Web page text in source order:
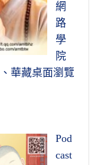
網
路
學
院
華藏桌面瀏覽
Pod
cast